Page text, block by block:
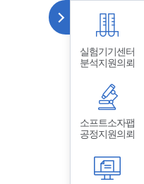
실험기기센터
분석지원의뢰
소프트소자팹
공정지원의뢰